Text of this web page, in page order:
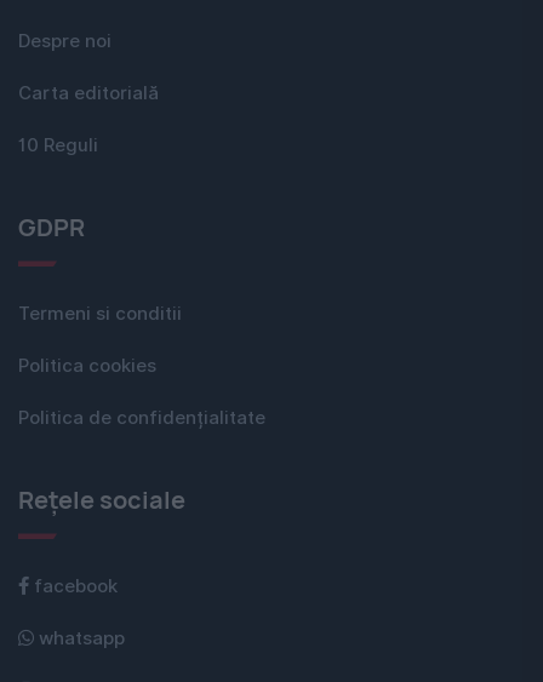
Despre noi
Carta editorială
10 Reguli
GDPR
Termeni si conditii
Politica cookies
Politica de confidențialitate
Rețele sociale
facebook
whatsapp